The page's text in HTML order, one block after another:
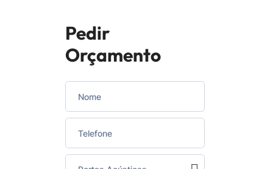
Pedir
Orçamento